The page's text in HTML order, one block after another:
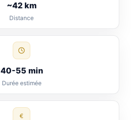
~42 km
Distance
40-55 min
Durée estimée
€